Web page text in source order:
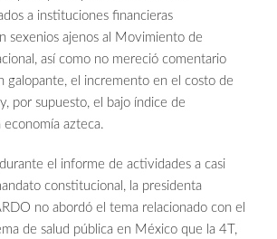
a instituciones financieras
sexenios ajenos al Movimiento de
así como no mereció comentario
galopante, el incremento en el costo de
y, por supuesto, el bajo índice de
azteca.
el informe de actividades a casi
constitucional, la presidenta
no abordó el tema relacionado con el
de salud pública en México que la 4T,